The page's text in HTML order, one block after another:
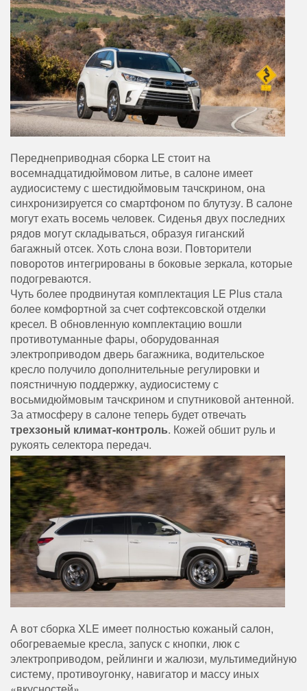
Переднеприводная сборка LE стоит на
восемнадцатидюймовом литье, в салоне имеет
аудиосистему с шестидюймовым тачскрином, она
синхронизируется со смартфоном по блутузу. В салоне
могут ехать восемь человек. Сиденья двух последних
рядов могут складываться, образуя гиганский
багажный отсек. Хоть слона вози. Повторители
поворотов интегрированы в боковые зеркала, которые
подогреваются.
Чуть более продвинутая комплектация LE Plus стала
более комфортной за счет софтексовской отделки
кресел. В обновленную комплектацию вошли
противотуманные фары, оборудованная
электроприводом дверь багажника, водительское
кресло получило дополнительные регулировки и
поястничную поддержку, аудиосистему с
восьмидюймовым тачскрином и спутниковой антенной.
За атмосферу в салоне теперь будет отвечать
трехзоный климат-контроль. Кожей обшит руль и
рукоять селектора передач.
А вот сборка XLE имеет полностью кожаный салон,
обогреваемые кресла, запуск с кнопки, люк с
электроприводом, рейлинги и жалюзи, мультимедийную
систему, противоугонку, навигатор и массу иных